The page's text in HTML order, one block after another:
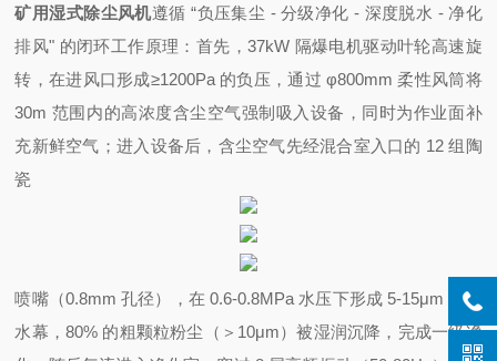
矿用湿式除尘风机遵循 “负压集尘 - 分级净化 - 深度脱水 - 净化
排风" 的闭环工作原理：首先，37kW 隔爆电机驱动叶轮高速旋
转，在进风口形成≥1200Pa 的负压，通过 φ800mm 柔性风筒将
30m 范围内的高浓度含尘空气强制吸入设备，同时为作业面补
充新鲜空气；进入设备后，含尘空气先经混合室入口的 12 组陶
瓷
喷嘴（0.8mm 孔径），在 0.6-0.8MPa 水压下形成 5-15μm 雾化
水幕，80% 的粗颗粒粉尘（＞10μm）被湿润沉降，完成一级净